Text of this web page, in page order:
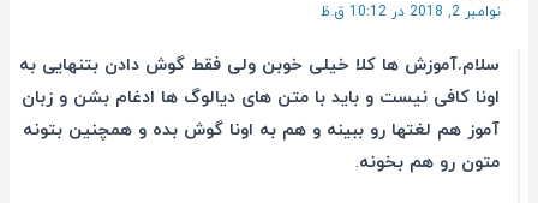
نوامبر 2, 2018 در 10:12 ق.ظ
سلام.آموزش ها کلا خیلی خوبن ولی فقط گوش دادن بتنهایی به
اونا کافی نیست و باید با متن های دیالوگ ها ادغام بشن و زبان
آموز هم لغتها رو ببینه و هم به اونا گوش بده و همچنین بتونه
متون رو هم بخونه.